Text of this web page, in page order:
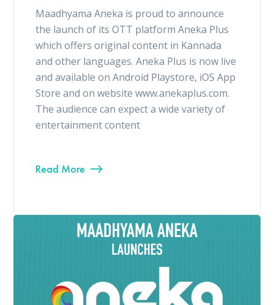
Maadhyama Aneka is proud to announce
the launch of its OTT platform Aneka Plus
which offers original content in Kannada
and other languages. Aneka Plus is now live
and available on Android Playstore, iOS App
Store and on website www.anekaplus.com.
The audience can expect a wide variety of
entertainment content
Read More